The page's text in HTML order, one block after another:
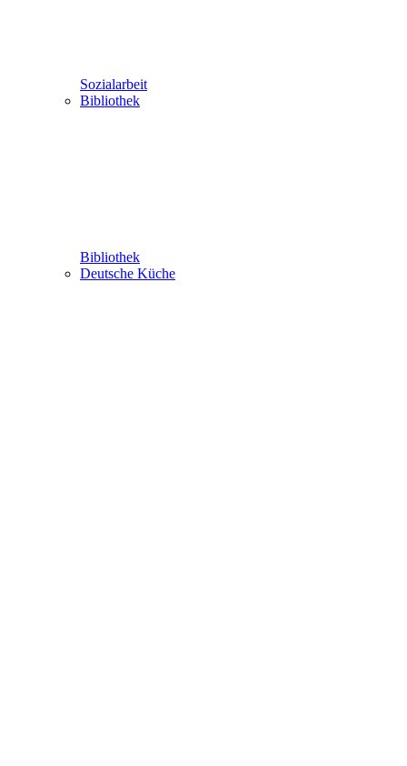
Sozialarbeit
Bibliothek
Bibliothek
Deutsche Küche